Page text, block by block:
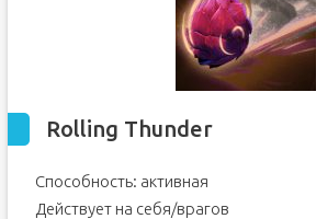
Rolling Thunder
Способность: активная
Действует на себя/врагов